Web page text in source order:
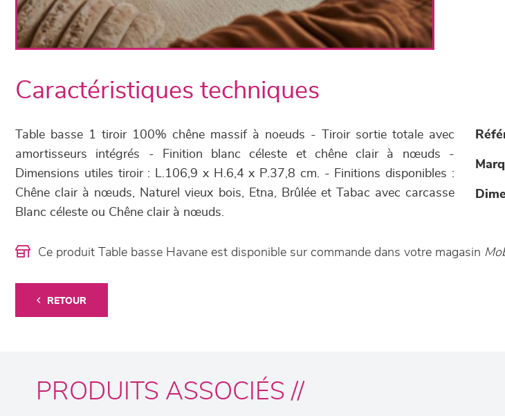
Caractéristiques techniques
Table basse 1 tiroir 100% chêne massif à noeuds - Tiroir sortie totale avec
amortisseurs intégrés - Finition blanc céleste et chêne clair à nœuds -
Dimensions utiles tiroir : L.106,9 x H.6,4 x P.37,8 cm. - Finitions disponibles :
Chêne clair à nœuds, Naturel vieux bois, Etna, Brûlée et Tabac avec carcasse
Blanc céleste ou Chêne clair à nœuds.
Ce produit Table basse Havane est disponible sur commande dans votre magasin
RETOUR
PRODUITS ASSOCIÉS //